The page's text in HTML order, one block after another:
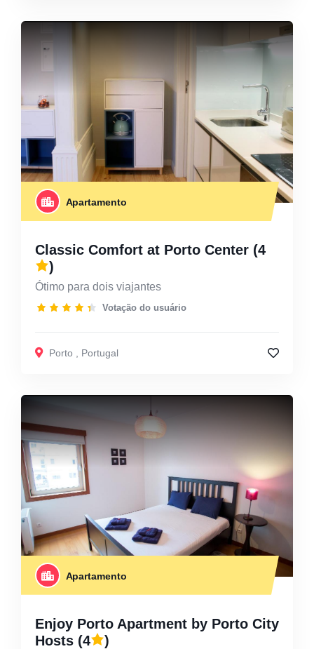
Apartamento
Classic Comfort at Porto Center (4
)
Ótimo para dois viajantes
Votação do usuário
Porto Portugal
Apartamento
Enjoy Porto Apartment by Porto City
Hosts (4 )